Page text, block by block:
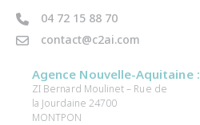
04 72 15 88 70
contact@c2ai.com
Agence Nouvelle-Aquitaine :
ZI Bernard Moulinet – Rue de
la Jourdaine 24700
MONTPON